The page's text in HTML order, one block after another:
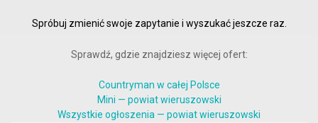
Spróbuj zmienić swoje zapytanie i wyszukać jeszcze raz.
Sprawdź, gdzie znajdziesz więcej ofert:
Countryman w całej Polsce
Mini — powiat wieruszowski
Wszystkie ogłoszenia — powiat wieruszowski